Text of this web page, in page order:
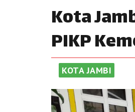
Kota
PIKP
KOTA JAMBI